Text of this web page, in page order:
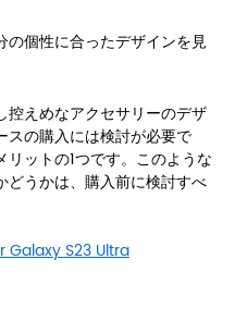
の個性に合ったデザインを見
控えめなアクセサリーのデザ
スの購入には検討が必要で
リットの1つです。このような
うかは、購入前に検討すべ
Galaxy S23 Ultra